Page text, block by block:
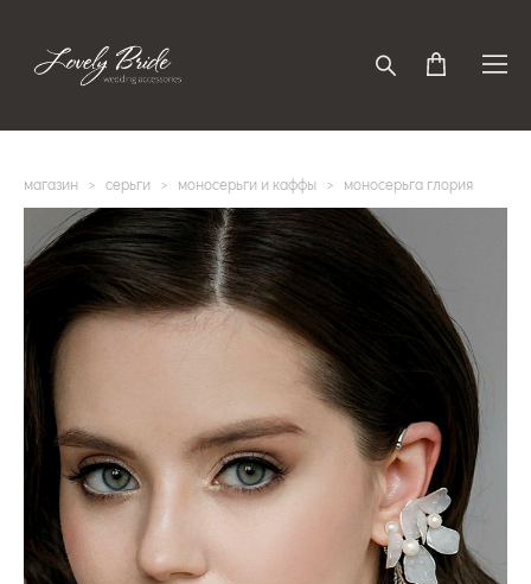
магазин > серьги > моносерьги и каффы > моносерьга глория